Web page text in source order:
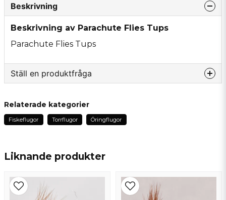
Liknande produkter
Beskrivning
Beskrivning av Parachute Flies Tups
Parachute Flies Tups
Ställ en produktfråga
Fråga oss något om denna produkten...
Namn
email
Mejladress
Relaterade kategorier
Fiskeflugor Torrflugor Öringflugor